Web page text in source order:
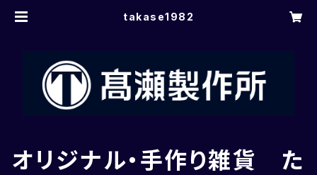
takase1982
オリジナル・手作り雑貨 た